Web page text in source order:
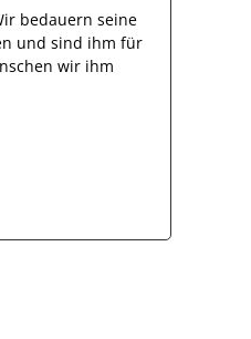
bedauern seine
und sind ihm für
wir ihm